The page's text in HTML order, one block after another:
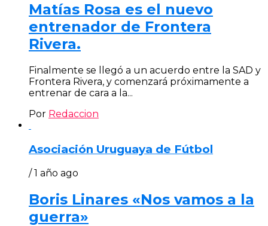
Matías Rosa es el nuevo
entrenador de Frontera
Rivera.
Finalmente se llegó a un acuerdo entre la SAD y
Frontera Rivera, y comenzará próximamente a
entrenar de cara a la...
Por Redaccion
Asociación Uruguaya de Fútbol
/ 1 año ago
Boris Linares «Nos vamos a la
guerra»